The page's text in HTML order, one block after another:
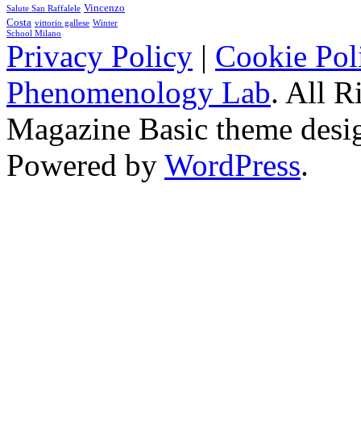
Salute San Raffalele Vincenzo
Costa vittorio gallese Winter
School Milano
Privacy Policy | Cookie
Phenomenology Lab. All
Magazine Basic theme
Powered by WordPress.